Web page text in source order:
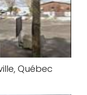
Québec